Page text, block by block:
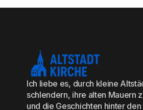
Ich liebe es, durch kleine
schlendern, ihre alten Mauern
und die Geschichten hinter